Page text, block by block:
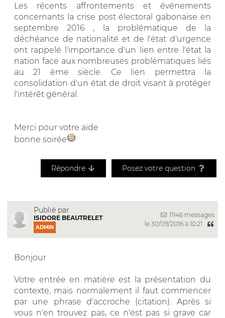
Les récents affrontements et événements
concernants la crise post électoral gabonaise en
septembre 2016 , la problématique de la
déchéance de nationalité et de l'état d'urgence
ont rappelé l'importance d'un lien entre l'état la
nation face aux nombreuses problématiques liés
au 21 ème siècle. Ce lien permettra la
consolidation d'un état de droit visant à protéger
l'intérêt général.
Merci pour votre aide
bonne soirée
Répondre Posez votre question
Publié par
ISIDORE BEAUTRELET
ADMIN
11146 messages
le 30/09/2016 à 10:21
Bonjour
Votre entrée en matière est la présentation du
contexte, mais normalement il faut commencer
par une phrase d'accroche (citation). Après si
vous n'en trouvez pas, ce n'est pas si grave car